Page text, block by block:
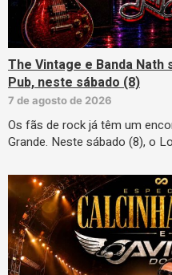
The Vintage e Banda
Pub, neste sábado (8)
7 de agosto de 2026
Os fãs de rock já têm um
Grande. Neste sábado (8), o